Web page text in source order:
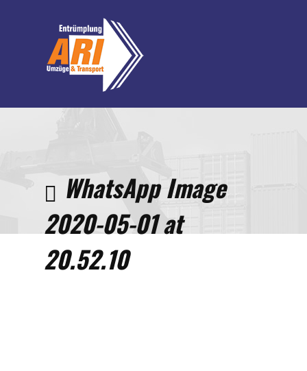
WhatsApp Image
2020-05-01 at
20.52.10